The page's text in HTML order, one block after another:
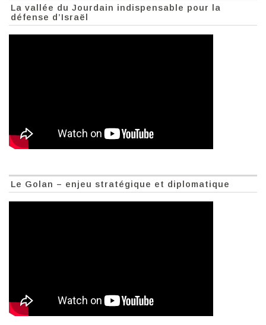
La vallée du Jourdain indispensable pour la
défense d’Israël
Le Golan – enjeu stratégique et diplomatique